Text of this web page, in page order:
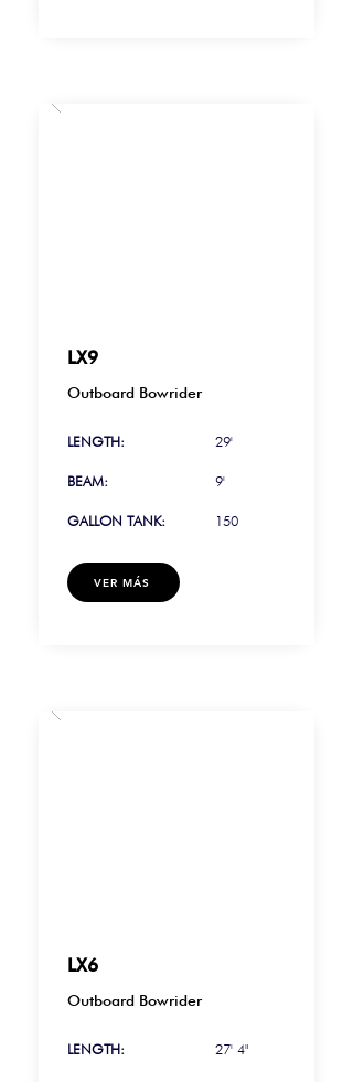
LX9
Outboard Bowrider
LENGTH:
BEAM:
GALLON TANK:
29'
9'
150
VER MÁS
LX6
Outboard Bowrider
LENGTH: 27' 4"